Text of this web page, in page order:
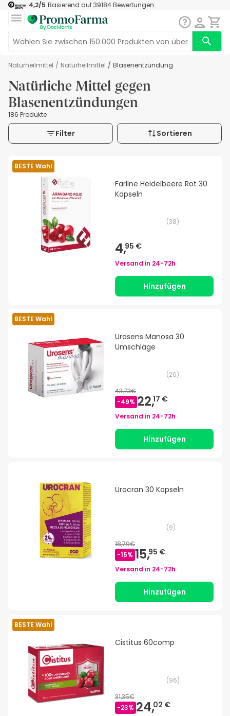
4,2/5 Basierend auf39184Bewertungen
Naturheilmittel / Naturheilmittel / Blasenentzündung
Natürliche Mittel gegen
Blasenentzündungen
186 Produkte
Filter Sortieren
BESTE Wahl
Farline Heidelbeere Rot 30
Kapseln
(38)
4,95 €
Versand in 24-72h
Hinzufügen
BESTE Wahl
Urosens Manosa 30
Umschläge
(26)
43,73€
-49% 22,17 €
Versand in 24-72h
Hinzufügen
Urocran 30 Kapseln
(9)
18,79€
-15% 15,95 €
Versand in 24-72h
Hinzufügen
BESTE Wahl
Cistitus 60comp
(96)
31,35€
-23% 24,02 €